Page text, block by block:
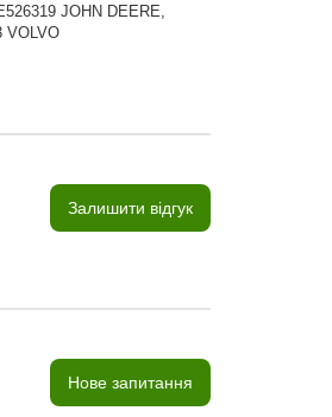
JOHN DEERE,
VOLVO
Залишити відгук
Нове запитання